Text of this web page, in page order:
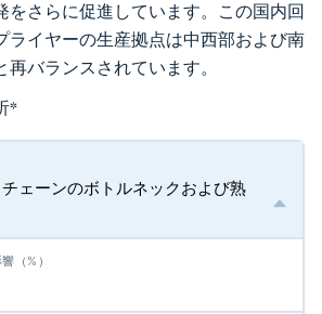
をさらに促進しています。この国内回
ライヤーの生産拠点は中西部および南
バランスされています。
*
ェーンのボトルネックおよび熟